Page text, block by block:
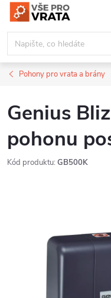
Přejít
obsah
Pohony pro vrata a brány
Genius
pohonu
Kód produktu: GB500K